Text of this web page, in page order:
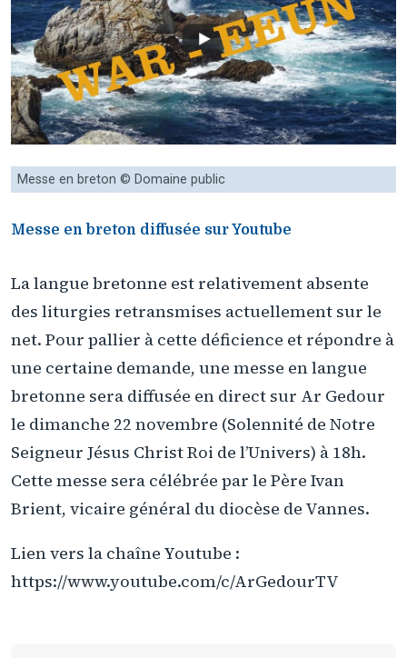
Messe en breton © Domaine public
Messe en breton diffusée sur Youtube
La langue bretonne est relativement absente
des liturgies retransmises actuellement sur le
net. Pour pallier à cette déficience et répondre à
une certaine demande, une messe en langue
bretonne sera diffusée en direct sur Ar Gedour
le dimanche 22 novembre (Solennité de Notre
Seigneur Jésus Christ Roi de l’Univers) à 18h.
Cette messe sera célébrée par le Père Ivan
Brient, vicaire général du diocèse de Vannes.
Lien vers la chaîne Youtube :
https://www.youtube.com/c/ArGedourTV